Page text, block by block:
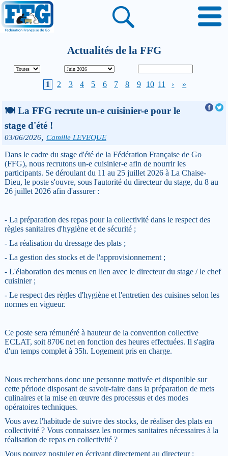
Actualités de la FFG
1 2 3 4 5 6 7 8 9 10 11 › »
🍽 La FFG recrute un-e cuisinier-e pour le
stage d'été !
03/06/2026, Camille LEVEQUE
Dans le cadre du stage d'été de la Fédération Française de Go
(FFG), nous recrutons un-e cuisinier-e afin de nourrir les
participants. Se déroulant du 11 au 25 juillet 2026 à La Chaise-
Dieu, le poste s'ouvre, sous l'autorité du directeur du stage, du 8 au
26 juillet 2026 afin d'assurer :
- La préparation des repas pour la collectivité dans le respect des
règles sanitaires d'hygiène et de sécurité ;
- La réalisation du dressage des plats ;
- La gestion des stocks et de l'approvisionnement ;
- L'élaboration des menus en lien avec le directeur du stage / le chef
cuisinier ;
- Le respect des règles d'hygiène et l'entretien des cuisines selon les
normes en vigueur.
Ce poste sera rémunéré à hauteur de la convention collective
ECLAT, soit 870€ net en fonction des heures effectuées. Il s'agira
d'un temps complet à 35h. Logement pris en charge.
Nous recherchons donc une personne motivée et disponible sur
cette période disposant de savoir-faire dans la préparation de mets
culinaires et la mise en œuvre des processus et des modes
opératoires techniques.
Vous avez l'habitude de suivre des stocks, de réaliser des plats en
collectivité ? Vous connaissez les normes sanitaires nécessaires à la
réalisation de repas en collectivité ?
Vous pouvez postuler en écrivant directement au directeur :